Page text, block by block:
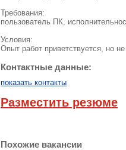
Требования:
пользователь ПК,
Условия:
Опыт работ приветствуется, но
Контактные данные:
показать контакты
Разместить резюме
Похожие вакансии